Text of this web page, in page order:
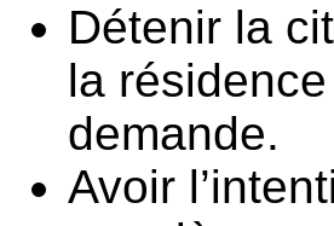
Détenir la
la
demande.
Avoir